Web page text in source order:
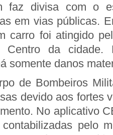
faz divisa com o
em vias públicas.
carro foi atingido
Centro da
somente danos
de Bombeiros
devido aos fortes
No aplicativo
pelo